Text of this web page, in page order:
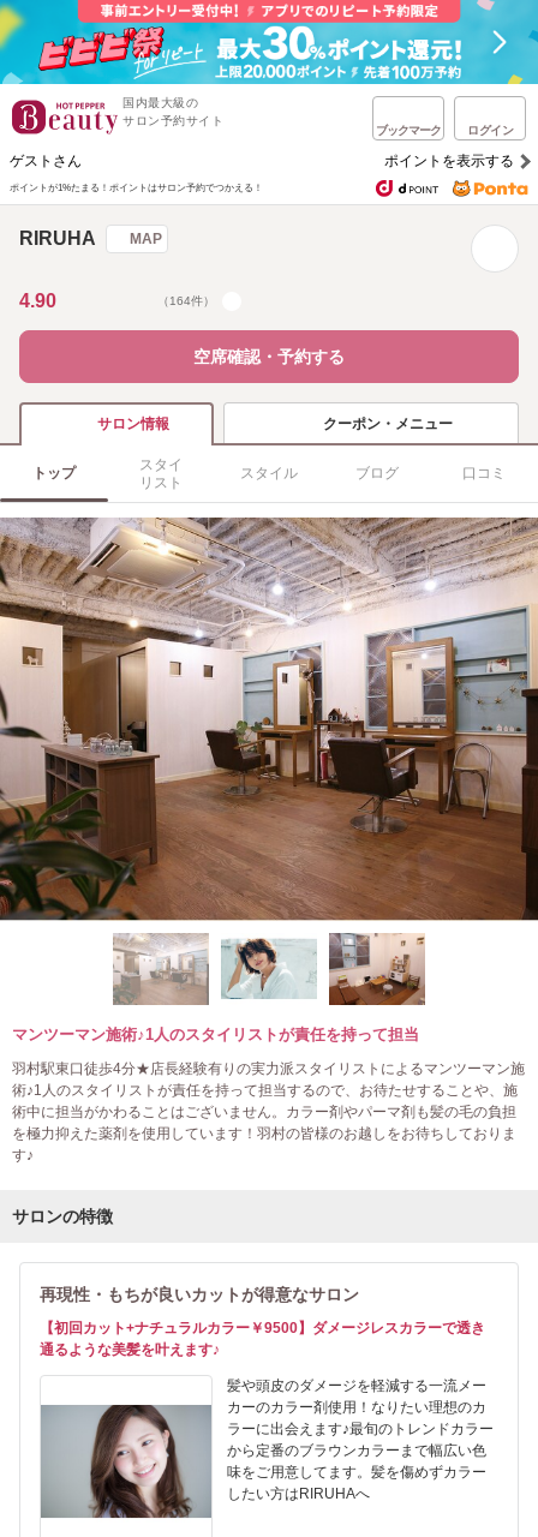
国内最大級の
サロン予約サイト
ブックマーク ログイン
ゲストさん ポイントを表示する
ポイントが1%たまる！ ポイントはサロン予約でつかえる！
RIRUHA MAP
4.90 （164件）
空席確認・予約する
サロン情報 クーポン・メニュー
トップ
スタイ
リスト
スタイル ブログ 口コミ
マンツーマン施術♪1人のスタイリストが責任を持って担当
羽村駅東口徒歩4分★店長経験有りの実力派スタイリストによるマンツーマン施
術♪1人のスタイリストが責任を持って担当するので、お待たせすることや、施
術中に担当がかわることはございません。カラー剤やパーマ剤も髪の毛の負担
を極力抑えた薬剤を使用しています！羽村の皆様のお越しをお待ちしておりま
す♪
サロンの特徴
再現性・もちが良いカットが得意なサロン
【初回カット+ナチュラルカラー￥9500】ダメージレスカラーで透き
通るような美髪を叶えます♪
髪や頭皮のダメージを軽減する一流メー
カーのカラー剤使用！なりたい理想のカ
ラーに出会えます♪最旬のトレンドカラー
から定番のブラウンカラーまで幅広い色
味をご用意してます。髪を傷めずカラー
したい方はRIRUHAへ